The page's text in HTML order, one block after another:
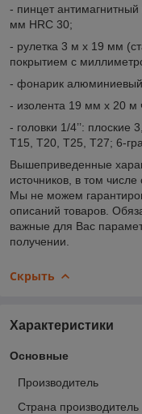
- пинцет
мм HRC 30;
- рулетка 3 м х 19 мм
покрытием с
- фонарик
- изолента 19 мм х 20 м
- головки 1/4’’:
Т15, Т20, Т25, Т27; 6-
Вышеприведенные
источников, в том
Мы не можем
описаний товаров.
важные для Вас
получении.
Скрыть
Характеристики
Основные
Производитель
Страна производитель